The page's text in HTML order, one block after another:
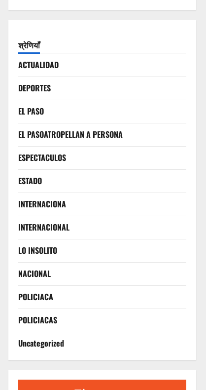
श्रेणियाँ
ACTUALIDAD
DEPORTES
EL PASO
EL PASOATROPELLAN A PERSONA
ESPECTACULOS
ESTADO
INTERNACIONA
INTERNACIONAL
LO INSOLITO
NACIONAL
POLICIACA
POLICIACAS
Uncategorized